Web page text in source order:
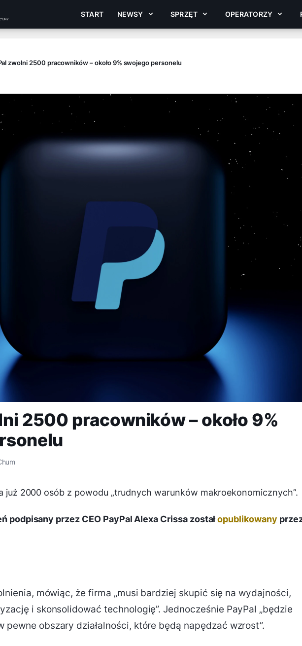
START NEWSY SPRZĘT OPERATORZY
zwolni 2500 pracowników – około 9% swojego personelu
2500 pracowników – około 9%
już 2000 osób z powodu „trudnych warunków makroekonomicznych”.
podpisany przez CEO PayPal Alexa Crissa zostałopublikowany
mówiąc, że firma „musi bardziej skupić się na wydajności,
i skonsolidować technologię”. Jednocześnie PayPal „będzie
pewne obszary działalności, które będą napędzać wzrost”.